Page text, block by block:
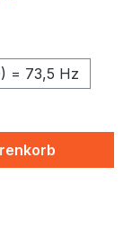
= 73,5 Hz